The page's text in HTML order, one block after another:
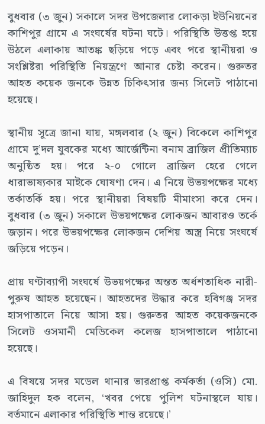
বুধবার (৩ জুন) সকালে সদর উপজেলার লোকড়া ইউনিয়নের
কাশিপুর গ্রামে এ সংঘর্ষের ঘটনা ঘটে। পরিস্থিতি উত্তপ্ত হয়ে
উঠলে এলাকায় আতঙ্ক ছড়িয়ে পড়ে এবং পরে স্থানীয়রা ও
সংশ্লিষ্টরা পরিস্থিতি নিয়ন্ত্রণে আনার চেষ্টা করেন। গুরুতর
আহত কয়েক জনকে উন্নত চিকিৎসার জন্য সিলেট পাঠানো
হয়েছে।
স্থানীয় সূত্রে জানা যায়, মঙ্গলবার (২ জুন) বিকেলে কাশিপুর
গ্রামে দু’দল যুবকের মধ্যে আর্জেন্টিনা বনাম ব্রাজিল প্রীতিম্যাচ
অনুষ্ঠিত হয়। পরে ২-০ গোলে ব্রাজিল হেরে গেলে
ধারাভাষ্যকার মাইকে ঘোষণা দেন। এ নিয়ে উভয়পক্ষের মধ্যে
তর্কাতর্কি হয়। পরে স্থানীয়রা বিষয়টি মীমাংসা করে দেন।
বুধবার (৩ জুন) সকালে উভয়পক্ষের লোকজন আবারও তর্কে
জড়ান। পরে উভয়পক্ষের লোকজন দেশিয় অস্ত্র নিয়ে সংঘর্ষে
জড়িয়ে পড়েন।
প্রায় ঘণ্টাব্যাপী সংঘর্ষে উভয়পক্ষের অন্তত অর্ধশতাধিক নারী-
পুরুষ আহত হয়েছেন। আহতদের উদ্ধার করে হবিগঞ্জ সদর
হাসপাতালে নিয়ে আসা হয়। গুরুতর আহত কয়েকজনকে
সিলেট ওসমানী মেডিকেল কলেজ হাসপাতালে পাঠানো
হয়েছে।
এ বিষয়ে সদর মডেল থানার ভারপ্রাপ্ত কর্মকর্তা (ওসি) মো.
জাহিদুল হক বলেন, ‘খবর পেয়ে পুলিশ ঘটনাস্থলে যায়।
বর্তমানে এলাকার পরিস্থিতি শান্ত রয়েছে।’